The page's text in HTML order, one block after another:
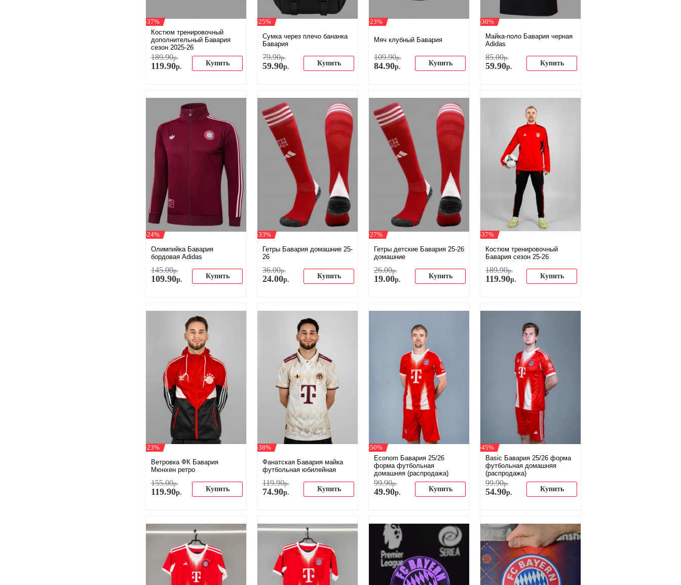
-37%
Костюм тренировочный
дополнительный Бавария
сезон 2025-26
189.90р.
119.90р. Купить
-25%
Сумка через плечо бананка
Бавария
79.90р.
59.90р. Купить
-23%
Мяч клубный Бавария
109.90р.
84.90р. Купить
-30%
Майка-поло Бавария черная
Adidas
85.00р.
59.90р. Купить
-24%
Олимпийка Бавария
бордовая Adidas
145.00р.
109.90р. Купить
-33%
Гетры Бавария домашние 25-
26
36.00р.
24.00р. Купить
-27%
Гетры детские Бавария 25-26
домашние
26.00р.
19.00р. Купить
-37%
Костюм тренировочный
Бавария сезон 25-26
189.90р.
119.90р. Купить
-23%
Ветровка ФК Бавария
Мюнхен ретро
155.00р.
119.90р. Купить
-38%
Фанатская Бавария майка
футбольная юбилейная
119.90р.
74.90р. Купить
-50%
Econom Бавария 25/26
форма футбольная
домашняя (распродажа)
99.90р.
49.90р. Купить
-45%
Basic Бавария 25/26 форма
футбольная домашняя
(распродажа)
99.90р.
54.90р. Купить